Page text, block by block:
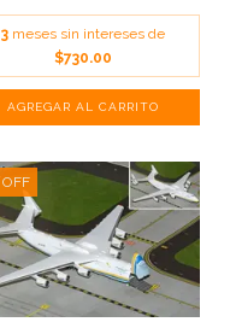
3 meses sin intereses de
$730.00
OFF